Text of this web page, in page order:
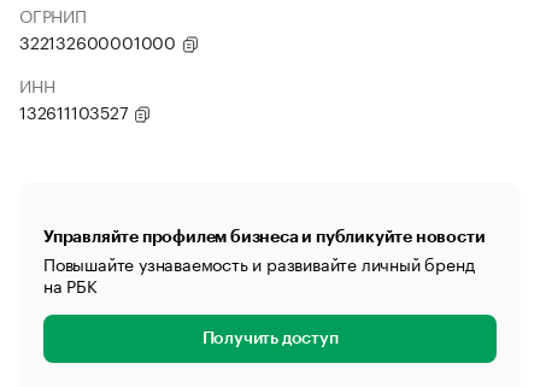
ОГРНИП
322132600001000
ИНН
132611103527
Управляйте профилем бизнеса и публикуйте новости
Повышайте узнаваемость и развивайте личный бренд
на РБК
Получить доступ